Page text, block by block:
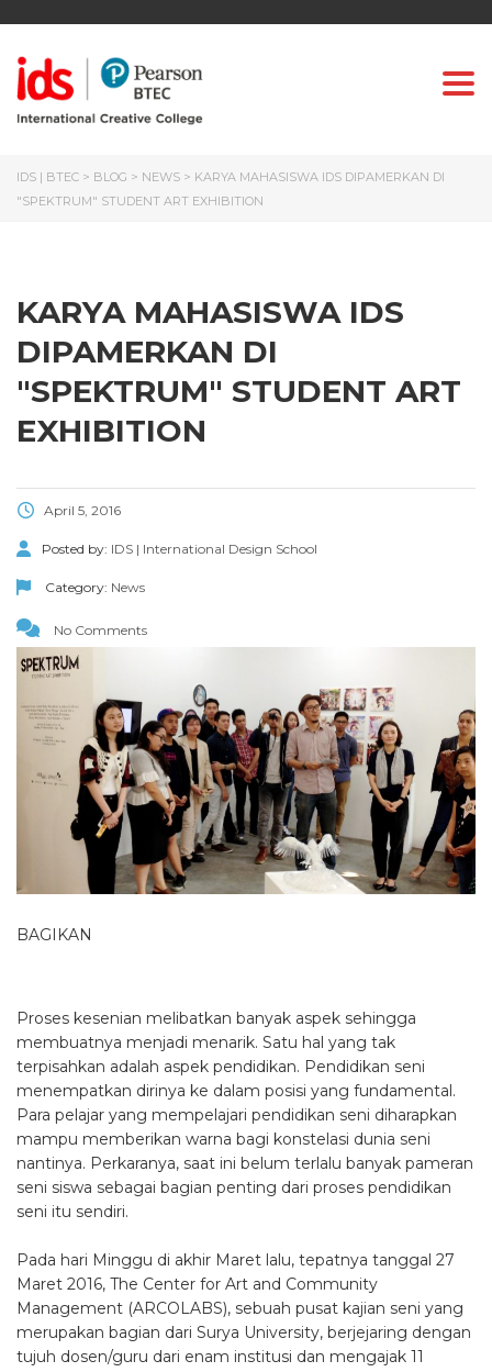
IDS | BTEC > BLOG > NEWS > KARYA MAHASISWA IDS DIPAMERKAN DI
"SPEKTRUM" STUDENT ART EXHIBITION
KARYA MAHASISWA IDS
DIPAMERKAN DI
"SPEKTRUM" STUDENT ART
EXHIBITION
April 5, 2016
Posted by: IDS | International Design School
Category: News
No Comments
BAGIKAN
Proses kesenian melibatkan banyak aspek sehingga
membuatnya menjadi menarik. Satu hal yang tak
terpisahkan adalah aspek pendidikan. Pendidikan seni
menempatkan dirinya ke dalam posisi yang fundamental.
Para pelajar yang mempelajari pendidikan seni diharapkan
mampu memberikan warna bagi konstelasi dunia seni
nantinya. Perkaranya, saat ini belum terlalu banyak pameran
seni siswa sebagai bagian penting dari proses pendidikan
seni itu sendiri.
Pada hari Minggu di akhir Maret lalu, tepatnya tanggal 27
Maret 2016, The Center for Art and Community
Management (ARCOLABS), sebuah pusat kajian seni yang
merupakan bagian dari Surya University, berjejaring dengan
tujuh dosen/guru dari enam institusi dan mengajak 11